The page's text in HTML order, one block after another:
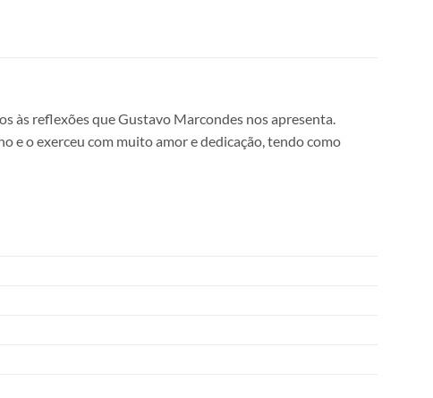
às reflexões que Gustavo Marcondes nos apresenta.
e o exerceu com muito amor e dedicação, tendo como